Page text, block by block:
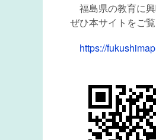
福島県の教育に
ぜひ本サイトをご
https://